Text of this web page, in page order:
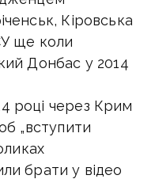
Кіровська
ще коли
Донбас у 2014
році через Крим
„вступити
брати у відео